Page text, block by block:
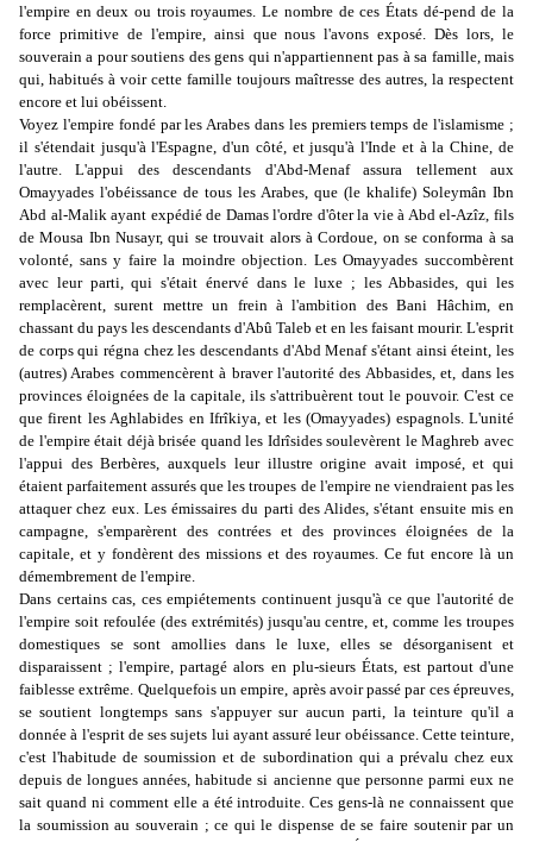
l'empire en deux ou trois royaumes. Le nombre de ces États dé-pend de la
force primitive de l'empire, ainsi que nous l'avons exposé. Dès lors, le
souverain a pour soutiens des gens qui n'appartiennent pas à sa famille, mais
qui, habitués à voir cette famille toujours maîtresse des autres, la respectent
encore et lui obéissent.
Voyez l'empire fondé par les Arabes dans les premiers temps de l'islamisme ;
il s'étendait jusqu'à l'Espagne, d'un côté, et jusqu'à l'Inde et à la Chine, de
l'autre. L'appui des descendants d'Abd-Menaf assura tellement aux
Omayyades l'obéissance de tous les Arabes, que (le khalife) Soleymân Ibn
Abd al-Malik ayant expédié de Damas l'ordre d'ôter la vie à Abd el-Azîz, fils
de Mousa Ibn Nusayr, qui se trouvait alors à Cordoue, on se conforma à sa
volonté, sans y faire la moindre objection. Les Omayyades succombèrent
avec leur parti, qui s'était énervé dans le luxe ; les Abbasides, qui les
remplacèrent, surent mettre un frein à l'ambition des Bani Hâchim, en
chassant du pays les des­cendants d'Abû Taleb et en les faisant mourir. L'esprit
de corps qui régna chez les descendants d'Abd Menaf s'étant ainsi éteint, les
(autres) Arabes commencèrent à braver l'autorité des Abbasides, et, dans les
provinces éloignées de la capitale, ils s'attribuèrent tout le pouvoir. C'est ce
que firent les Aghlabides en Ifrîkiya, et les (Omayyades) espagnols. L'unité
de l'empire était déjà brisée quand les Idrîsides soulevèrent le Maghreb avec
l'appui des Berbères, auxquels leur illustre origine avait imposé, et qui
étaient parfaitement assurés que les troupes de l'empire ne viendraient pas les
attaquer chez eux. Les émissaires du parti des Alides, s'étant ensuite mis en
campagne, s'emparèrent des contrées et des provinces éloignées de la
capitale, et y fondèrent des missions et des royaumes. Ce fut encore là un
démembrement de l'empire.
Dans certains cas, ces empiétements continuent jusqu'à ce que l'autorité de
l'empire soit refoulée (des extrémités) jusqu'au centre, et, comme les troupes
domestiques se sont amollies dans le luxe, elles se désorganisent et
disparaissent ; l'empire, partagé alors en plu-sieurs États, est partout d'une
faiblesse extrême. Quelquefois un empire, après avoir passé par ces épreuves,
se soutient longtemps sans s'appuyer sur aucun parti, la teinture qu'il a
donnée à l'esprit de ses sujets lui ayant assuré leur obéissance. Cette teinture,
c'est l'habitude de soumission et de subordination qui a prévalu chez eux
depuis de longues années, habitude si ancienne que personne parmi eux ne
sait quand ni comment elle a été introduite. Ces gens-là ne connaissent que
la soumission au souverain ; ce qui le dispense de se faire soutenir par un